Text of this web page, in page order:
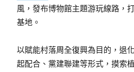
風，發布博物館主題游玩線路，
基地。
以賦能村落周全復興為目的，退
起配合、黨建聯建等形式，摸索